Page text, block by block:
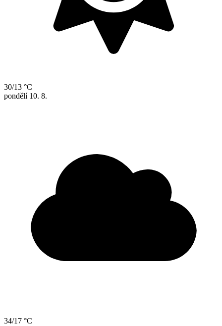
30/13 °C
pondělí 10. 8.
34/17 °C